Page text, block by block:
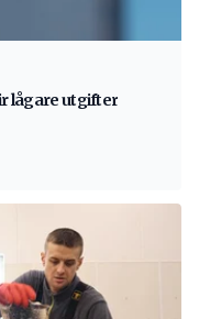
lågare utgifter